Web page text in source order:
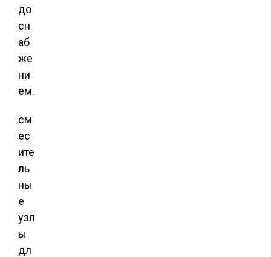
до
сн
аб
же
ни
ем.
см
ес
ите
ль
ны
е
узл
ы
дл